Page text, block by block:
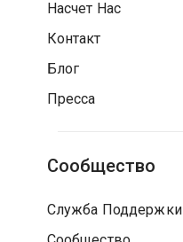
Насчет Нас
Контакт
Блог
Пресса
Сообщество
Служба Поддержки